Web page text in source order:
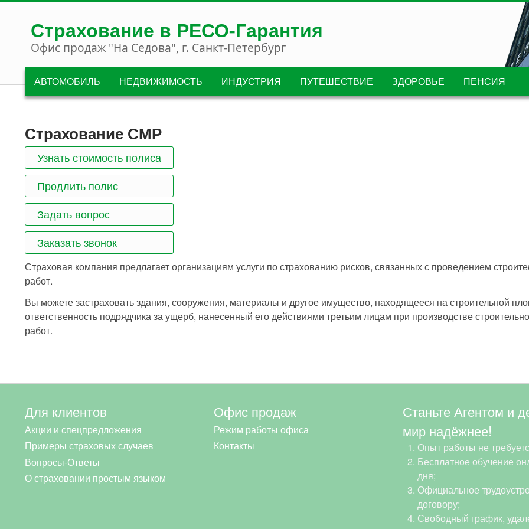
Перейти к основному содержанию
Страхование в РЕСО-Гарантия
Офис продаж "На Седова", г. Санкт-Петербург
АВТОМОБИЛЬ НЕДВИЖИМОСТЬ ИНДУСТРИЯ ПУТЕШЕСТВИЕ ЗДОРОВЬЕ ПЕНСИЯ
Страхование СМР
Узнать стоимость полиса
Продлить полис
Задать вопрос
Заказать звонок
Страховая компания предлагает организациям услуги по страхованию рисков, связанных с проведением
работ.
Вы можете застраховать здания, сооружения, материалы и другое имущество, находящееся на строительной
ответственность подрядчика за ущерб, нанесенный его действиями третьим лицам при производстве
работ.
Для клиентов
Акции и спецпредложения
Примеры страховых случаев
Вопросы-Ответы
О страховании простым языком
Офис продаж
Режим работы офиса
Контакты
Станьте Агентом и
мир надёжнее!
Опыт работы не
Бесплатное обучение
дня;
Официальное
договору;
Свободный график,